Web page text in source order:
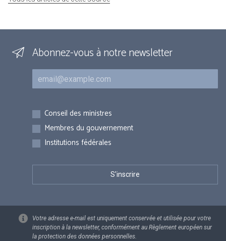
Abonnez-vous à notre newsletter
Courriel
Inscriptions
Conseil des ministres
Membres du gouvernement
Institutions fédérales
Votre adresse e-mail est uniquement conservée et utilisée pour votre
inscription à la newsletter, conformément au Règlement européen sur
la protection des données personnelles.